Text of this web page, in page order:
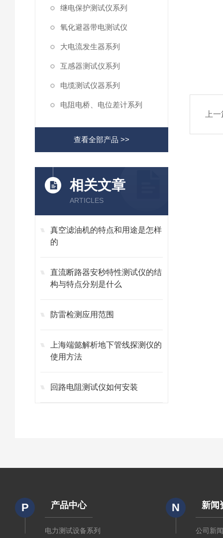
继电保护测试仪系列
氧化避器带电测试仪
大电流发生器系列
互感器测试仪系列
电缆测试仪器系列
电阻电桥、电位差计系列
查看全部产品 >>
相关文章
ARTICLES
真空滤油机的特点和用途是怎样
的
直流断路器安秒特性测试仪的结
构与特点分别是什么
防雷检测应用范围
上海端懿解析地下管线探测仪的
使用方法
回路电阻测试仪如何安装
上
P 产品中心
电力测试设备系列
N 新闻
公司新